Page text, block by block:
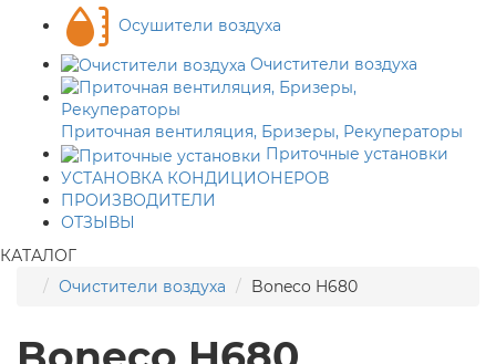
Осушители воздуха
Очистители воздуха
Приточная вентиляция, Бризеры, Рекуператоры
Приточные установки
УСТАНОВКА КОНДИЦИОНЕРОВ
ПРОИЗВОДИТЕЛИ
ОТЗЫВЫ
КАТАЛОГ
Очистители воздуха
Boneco H680